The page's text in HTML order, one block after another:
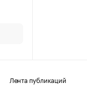
Лента публикаций